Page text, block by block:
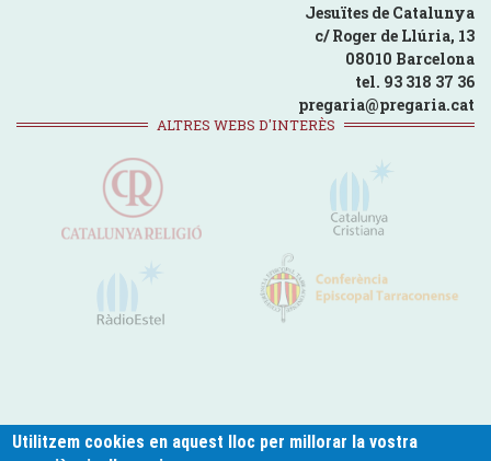
Jesuïtes de Catalunya
c/ Roger de Llúria, 13
08010 Barcelona
tel. 93 318 37 36
pregaria@pregaria.cat
ALTRES WEBS D'INTERÈS
Utilitzem cookies en aquest lloc per millorar la vostra